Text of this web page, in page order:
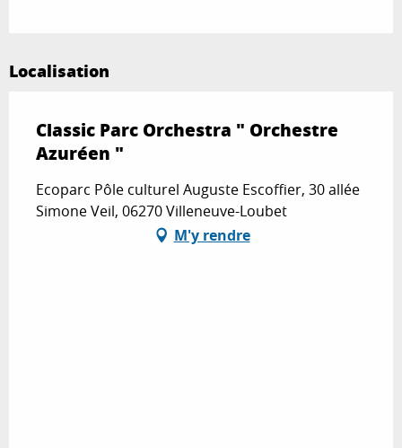
Localisation
Classic Parc Orchestra " Orchestre
Azuréen "
Ecoparc Pôle culturel Auguste Escoffier, 30 allée
Simone Veil, 06270 Villeneuve-Loubet
M'y rendre